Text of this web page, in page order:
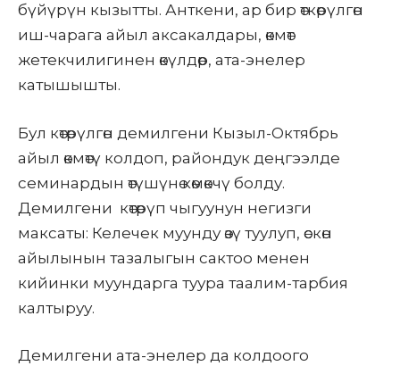
бүйүрүн кызытты. Анткени, ар бир өткөрүлгөн
иш-чарага айыл аксакалдары, өкмөт
жетекчилигинен өкүлдөр, ата-энелер
катышышты.
Бул көтөрүлгөн демилгени Кызыл-Октябрь
айыл өкмөтү колдоп, райондук деңгээлде
семинардын өтүшүнө көмөкчү болду.
Демилгени көтөрүп чыгуунун негизги
максаты: Келечек муунду өзү туулуп, өскөн
айылынын тазалыгын сактоо менен
кийинки муундарга туура таалим-тарбия
калтыруу.
Демилгени ата-энелер да колдоого